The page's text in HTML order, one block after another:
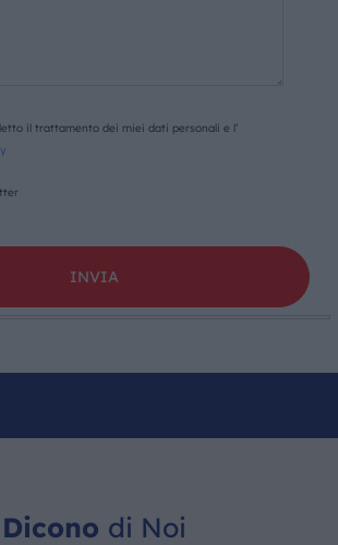
il trattamento dei miei dati personali e l’
Dicono di Noi